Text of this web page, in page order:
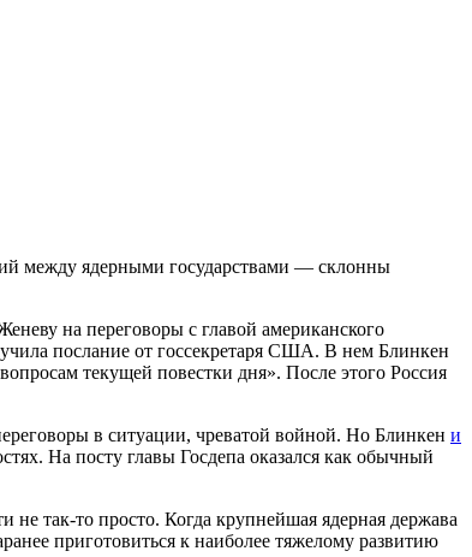
между ядерными государствами — склонны
на переговоры с главой американского
послание от госсекретаря США. В нем Блинкен
текущей повестки дня». После этого Россия
в ситуации, чреватой войной. Но Блинкен и
На посту главы Госдепа оказался как обычный
не так-то просто. Когда крупнейшая ядерная держава
приготовиться к наиболее тяжелому развитию